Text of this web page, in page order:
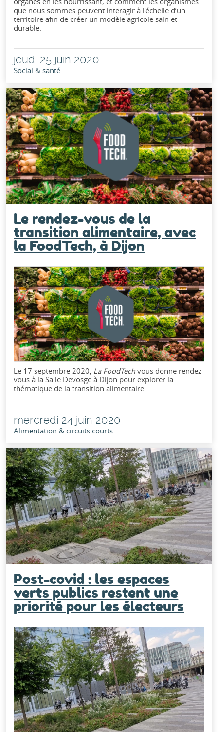
que nous sommes peuvent interagir à l’échelle d’un
territoire afin de créer un modèle agricole sain et
durable.
jeudi 25 juin 2020
Social & santé
Le rendez-vous de la
transition alimentaire, avec
la FoodTech, à Dijon
Le 17 septembre 2020, La FoodTech vous donne rendez-
vous à la Salle Devosge à Dijon pour explorer la
thématique de la transition alimentaire.
mercredi 24 juin 2020
Alimentation & circuits courts
Post-covid : les espaces
verts publics restent une
priorité pour les électeurs